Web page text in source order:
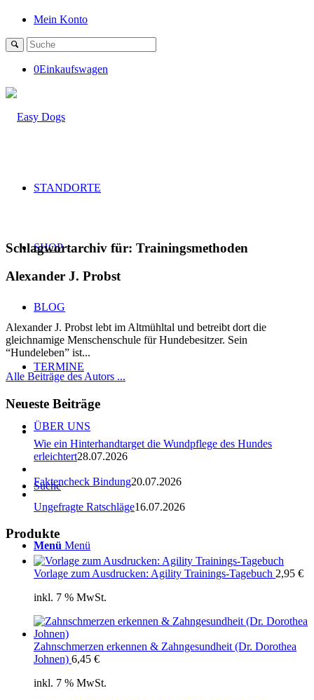
Mein Konto
0Einkaufswagen
STANDORTE
SHOP
BLOG
TERMINE
ÜBER UNS
Suche
Menü Menü
Schlagwortarchiv für: Trainingsmethoden
Alexander J. Probst
Alexander J. Probst lebt im Altmühltal und betreibt dort die
gleichnamige Menschenschule für Hundebesitzer. Sein
“Hundeleben” ist...
Alle Beiträge des Autors ...
Neueste Beiträge
Wie ein Hinterhandtarget die Wundpflege des Hundes
erleichtert28.07.2026
Faktencheck Bindung20.07.2026
Ungefragte Ratschläge16.07.2026
Produkte
Vorlage zum Ausdrucken: Agility Trainings-Tagebuch 2,95 €
inkl. 7 % MwSt.
Zahnschmerzen erkennen & Zahngesundheit (Dr. Dorothea
Johnen) 6,45 €
inkl. 7 % MwSt.